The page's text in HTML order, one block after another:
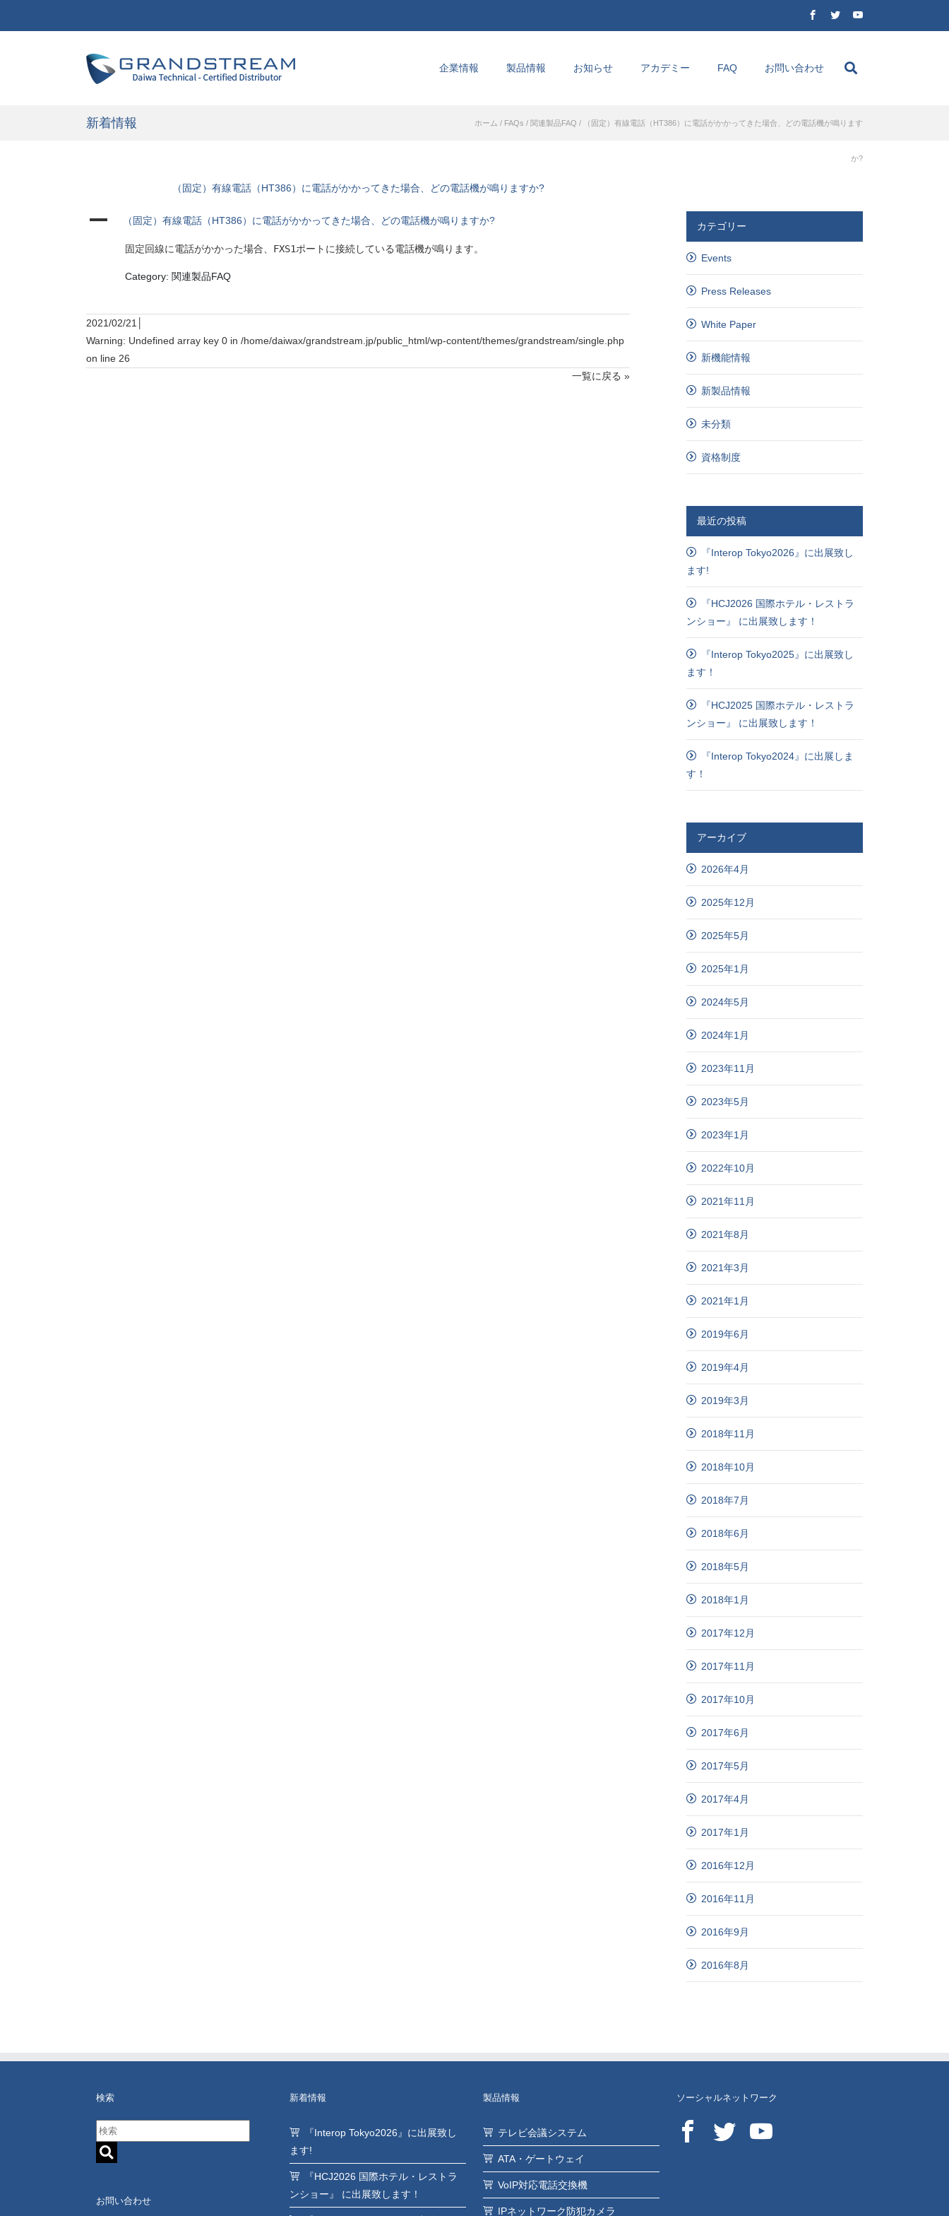
企業情報 製品情報 お知らせ アカデミー FAQ お問い合わせ
新着情報 ホーム / FAQs / 関連製品FAQ / （固定）有線電話（HT386）に電話がかかってきた場合、どの電話機が鳴ります
か?
（固定）有線電話（HT386）に電話がかかってきた場合、どの電話機が鳴りますか?
A （固定）有線電話（HT386）に電話がかかってきた場合、どの電話機が鳴りますか?
固定回線に電話がかかった場合、FXS1ポートに接続している電話機が鳴ります。
Category: 関連製品FAQ
2021/02/21│
Warning: Undefined array key 0 in /home/daiwax/grandstream.jp/public_html/wp-content/themes/grandstream/single.php
on line 26
一覧に戻る »
カテゴリー
Events
Press Releases
White Paper
新機能情報
新製品情報
未分類
資格制度
最近の投稿
『Interop Tokyo2026』に出展致し
ます!
『HCJ2026 国際ホテル・レストラ
ンショー』 に出展致します！
『Interop Tokyo2025』に出展致し
ます！
『HCJ2025 国際ホテル・レストラ
ンショー』 に出展致します！
『Interop Tokyo2024』に出展しま
す！
アーカイブ
2026年4月
2025年12月
2025年5月
2025年1月
2024年5月
2024年1月
2023年11月
2023年5月
2023年1月
2022年10月
2021年11月
2021年8月
2021年3月
2021年1月
2019年6月
2019年4月
2019年3月
2018年11月
2018年10月
2018年7月
2018年6月
2018年5月
2018年1月
2017年12月
2017年11月
2017年10月
2017年6月
2017年5月
2017年4月
2017年1月
2016年12月
2016年11月
2016年9月
2016年8月
検索
お問い合わせ
新着情報
『Interop Tokyo2026』に出展致し
ます!
『HCJ2026 国際ホテル・レストラ
ンショー』 に出展致します！
製品情報
テレビ会議システム
ATA・ゲートウェイ
VoIP対応電話交換機
IPネットワーク防犯カメラ
ソーシャルネットワーク